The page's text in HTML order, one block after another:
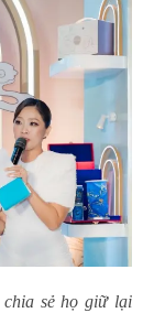
chia sẻ họ giữ lại